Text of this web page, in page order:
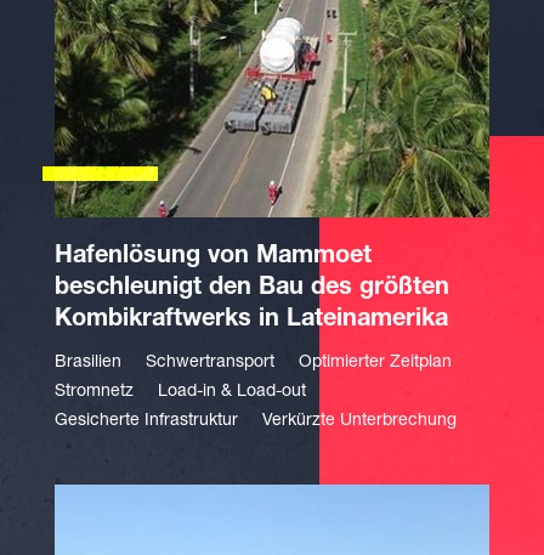
Hafenlösung von Mammoet
beschleunigt den Bau des größten
Kombikraftwerks in Lateinamerika
Brasilien Schwertransport
Optimierter Zeitplan
Stromnetz
Load-in & Load-out
Gesicherte Infrastruktur
Verkürzte Unterbrechung